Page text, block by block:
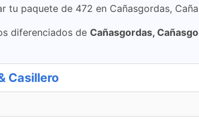
tu paquete de 472 en Cañasgordas,
diferenciados de Cañasgordas,
Casillero